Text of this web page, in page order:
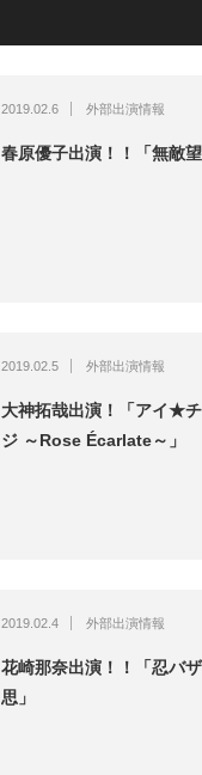
2019.02.6 外部出演情報
春原優子出演！！「無敵望
2019.02.5 外部出演情報
大神拓哉出演！「アイ★
ジ ～Rose Écarlate～」
2019.02.4 外部出演情報
花崎那奈出演！！「忍バ
思」